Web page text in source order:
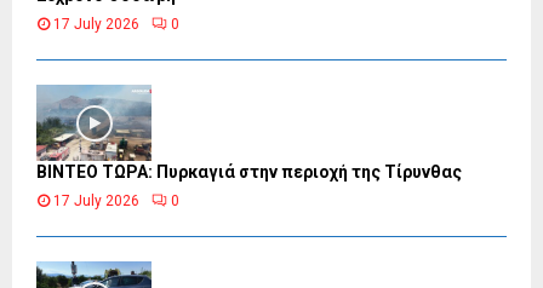
17 July 2026 0
ΒΙΝΤΕΟ ΤΩΡΑ: Πυρκαγιά στην περιοχή της Τίρυνθας
17 July 2026 0